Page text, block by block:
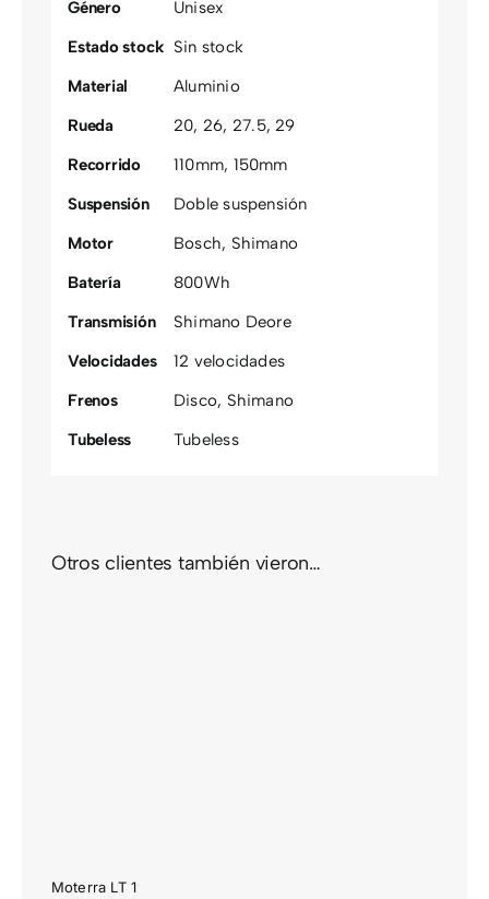
Género
Unisex
Estado stock Sin stock
Material
Aluminio
Rueda
20, 26, 27.5,29
Recorrido
110mm, 150mm
Suspensión
Doble suspensión
Motor
Bosch, Shimano
Batería
800Wh
Transmisión
Shimano Deore
Velocidades
12 velocidades
Frenos
Disco, Shimano
Tubeless
Tubeless
Otros clientes también vieron…
Moterra LT 1